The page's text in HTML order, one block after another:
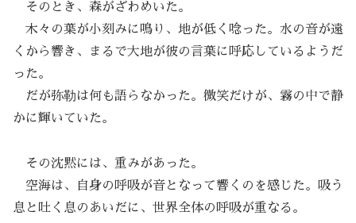
そのとき、森がざわめいた。
木々の葉が小刻みに鳴り、地が低く唸った。水の音が遠
くから響き、まるで大地が彼の言葉に呼応しているようだ
った。
だが弥勒は何も語らなかった。微笑だけが、霧の中で静
かに輝いていた。
その沈黙には、重みがあった。
空海は、自身の呼吸が音となって響くのを感じた。吸う
息と吐く息のあいだに、世界全体の呼吸が重なる。